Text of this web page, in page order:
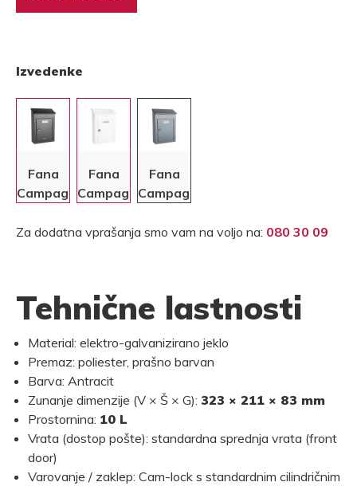
Izvedenke
Fana
Campagne2
Fana
Campagne2
Fana
Campagne2
Antracit
Za dodatna vprašanja smo vam na voljo na: 080 30 09
Tehnične lastnosti
Material: elektro-galvanizirano jeklo
Premaz: poliester, prašno barvan
Barva: Antracit
Zunanje dimenzije (V × Š × G): 323 × 211 × 83 mm
Prostornina: 10 L
Vrata (dostop pošte): standardna sprednja vrata (front
door)
Varovanje / zaklep: Cam-lock s standardnim cilindričnim